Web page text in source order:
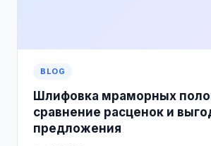
BLOG
Шлифовка мраморных
сравнение расценок и
предложения